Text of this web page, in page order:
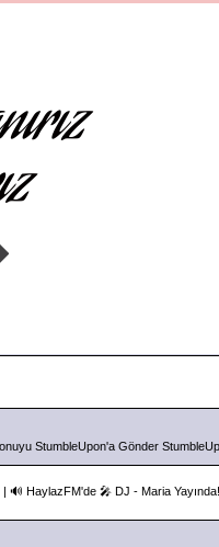
| 🔊 HaylazFM'de 🎤 DJ - Maria